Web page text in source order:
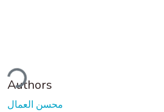
Authors
محسن العمال